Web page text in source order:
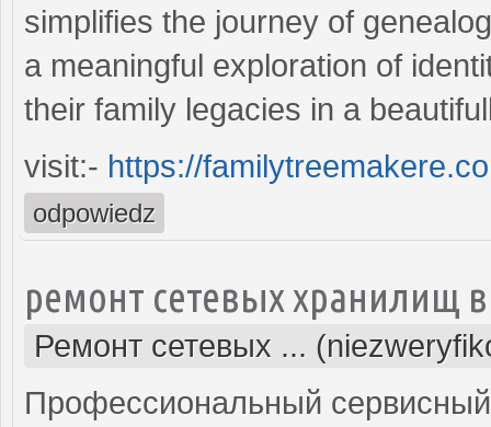
simplifies the journey of
a meaningful exploration of
their family legacies in a
visit:- https://
odpowiedz
ремонт сетевых хранилищ
Ремонт сетевых ...
Профессиональный